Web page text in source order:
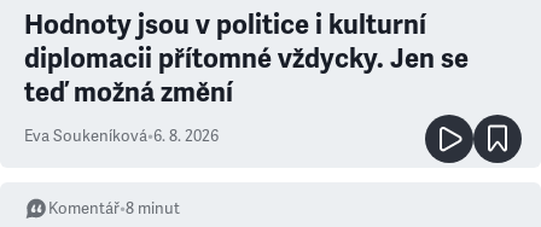
Hodnoty jsou v politice i kulturní
diplomacii přítomné vždycky. Jen se
teď možná změní
Eva Soukeníková•6. 8. 2026
Komentář•8 minut